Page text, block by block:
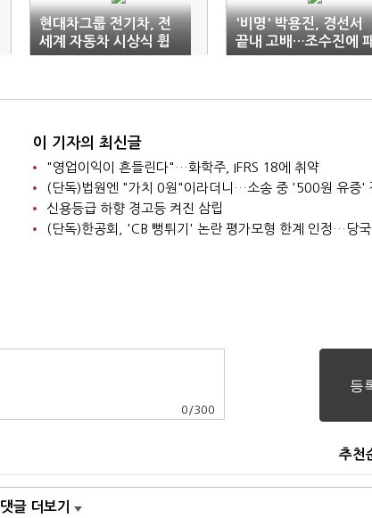
현대차그룹 전기차, 전
세계 자동차 시상식 휩
쓸어
'비명' 박용진, 경선서
끝내 고배…조수진에
배
이 기자의 최신글
"영업이익이 흔들린다"…화학주, IFRS 18에 취약
신용등급 하향 경고등 켜진 삼립
0 /300
추천
댓글 더보기